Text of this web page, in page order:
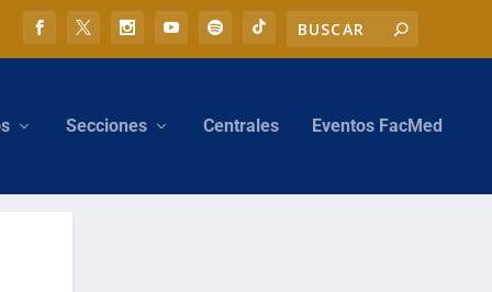
Secciones Centrales Eventos FacMed